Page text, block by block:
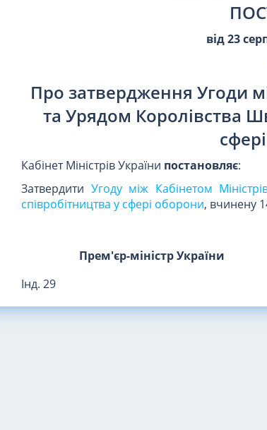
від 23
Про затвердження Угоди
та Урядом Королівства
Кабінет Міністрів України постановляє:
Затвердити Угоду між Кабінетом
співробітництва у сфері оборони, вчинену
Прем'єр-міністр України
Інд. 29